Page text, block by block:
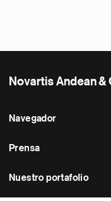
Novartis Andean &
Navegador
Prensa
Nuestro portafolio